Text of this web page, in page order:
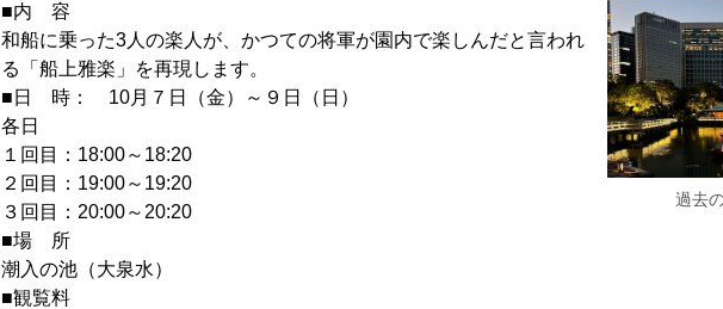
■内 容
和船に乗った3人の楽人が、かつての将軍が園内で楽しんだと言われ
る「船上雅楽」を再現します。
■日 時： 10月７日（金）～９日（日）
各日
１回目：18:00～18:20
２回目：19:00～19:20
３回目：20:00～20:20
■場 所
潮入の池（大泉水）
■観覧料
過去